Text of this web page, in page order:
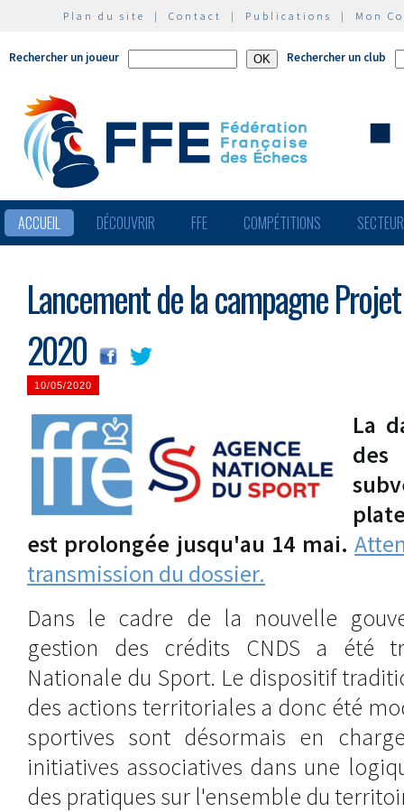
Plan du site | Contact | Publications | Mon
Rechercher un joueur Rechercher un club
ACCUEIL DÉCOUVRIR FFE COMPÉTITIONS
Lancement de la campagne
2020
10/05/2020
La
est prolongée jusqu'au 14 mai.
transmission du dossier.
Dans le cadre de la nouvelle
gestion des crédits CNDS a été
Nationale du Sport. Le dispositif
des actions territoriales a donc été
sportives sont désormais en
initiatives associatives dans une
des pratiques sur l'ensemble du